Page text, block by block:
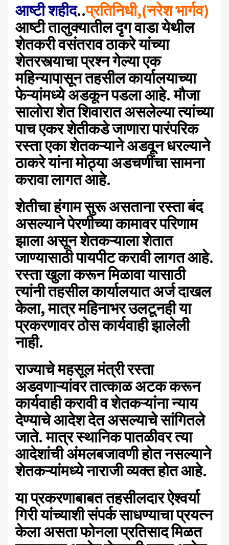
आष्टी शहीद..प्रतिनिधी,(नरेश भार्गव)
आष्टी तालुक्यातील दृग वाडा येथील
शेतकरी वसंतराव ठाकरे यांच्या
शेतरस्त्याचा प्रश्न गेल्या एक
महिन्यापासून तहसील कार्यालयाच्या
फेऱ्यांमध्ये अडकून पडला आहे. मौजा
सालोरा शेत शिवारात असलेल्या त्यांच्या
पाच एकर शेतीकडे जाणारा पारंपरिक
रस्ता एका शेतकऱ्याने अडवून धरल्याने
ठाकरे यांना मोठ्या अडचणींचा सामना
करावा लागत आहे.
शेतीचा हंगाम सुरू असताना रस्ता बंद
असल्याने पेरणीच्या कामावर परिणाम
झाला असून शेतकऱ्याला शेतात
जाण्यासाठी पायपीट करावी लागत आहे.
रस्ता खुला करून मिळावा यासाठी
त्यांनी तहसील कार्यालयात अर्ज दाखल
केला, मात्र महिनाभर उलटूनही या
प्रकरणावर ठोस कार्यवाही झालेली
नाही.
राज्याचे महसूल मंत्री रस्ता
अडवणाऱ्यांवर तात्काळ अटक करून
कार्यवाही करावी व शेतकऱ्यांना न्याय
देण्याचे आदेश देत असल्याचे सांगितले
जाते. मात्र स्थानिक पातळीवर त्या
आदेशांची अंमलबजावणी होत नसल्याने
शेतकऱ्यांमध्ये नाराजी व्यक्त होत आहे.
या प्रकरणाबाबत तहसीलदार ऐश्वर्या
गिरी यांच्याशी संपर्क साधण्याचा प्रयत्न
केला असता फोनला प्रतिसाद मिळत